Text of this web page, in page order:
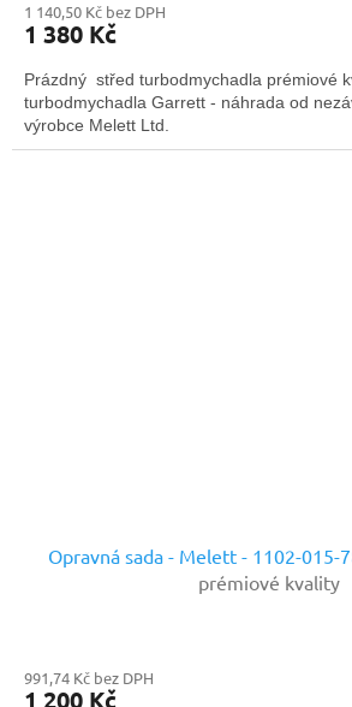
1 140,50 Kč bez DPH
1 380 Kč
Prázdný střed turbodmychadla prémiové
turbodmychadla Garrett - náhrada od
výrobce Melett Ltd.
Opravná sada - Melett - 1102-015-
prémiové kvality
991,74 Kč bez DPH
1 200 Kč